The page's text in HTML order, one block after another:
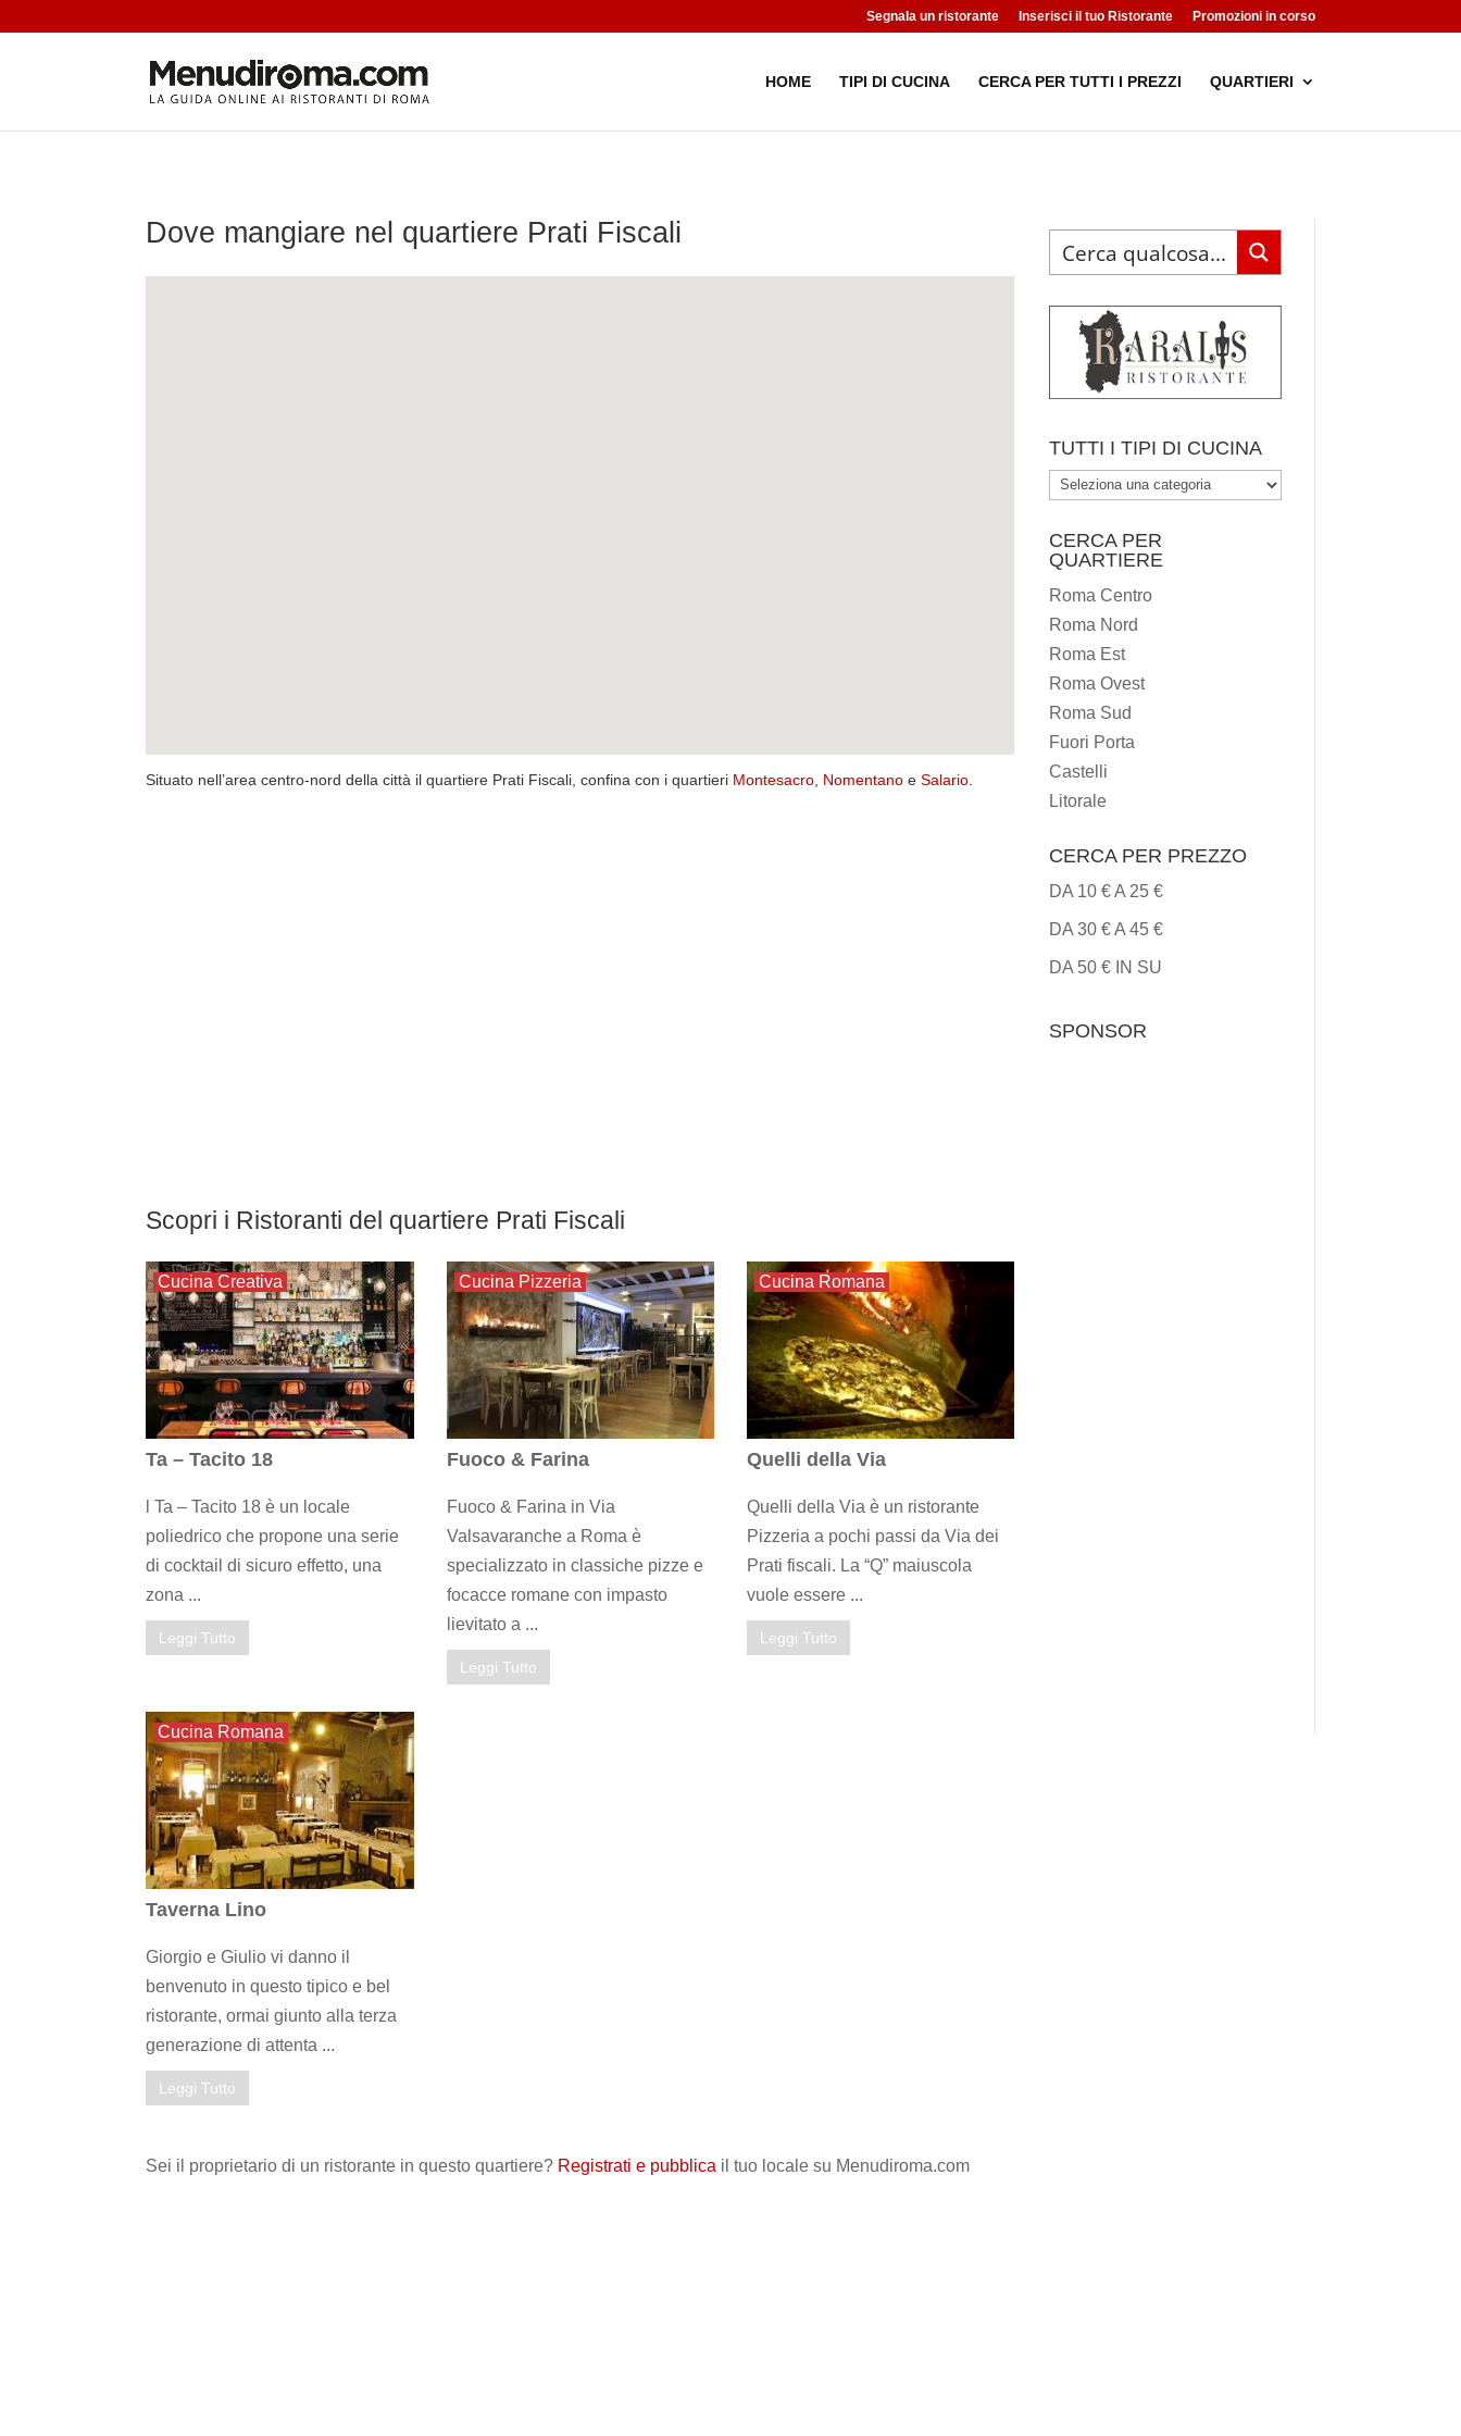
Segnala un ristorante Inserisci il tuo Ristorante Promozioni in corso
HOME TIPI DI CUCINA CERCA PER TUTTI I PREZZI QUARTIERI
Dove mangiare nel quartiere Prati Fiscali
Situato nell’area centro-nord della città il quartiere Prati Fiscali, confina con i quartieri Montesacro Nomentano eSalario
Scopri i Ristoranti del quartiere Prati Fiscali
Cucina Creativa
Ta – Tacito 18
l Ta – Tacito 18 è un locale
poliedrico che propone una serie
di cocktail di sicuro effetto, una
zona ...
Leggi Tutto
Cucina Pizzeria
Fuoco & Farina
Fuoco & Farina in Via
Valsavaranche a Roma è
specializzato in classiche pizze e
focacce romane con impasto
lievitato a ...
Leggi Tutto
Cucina Romana
Quelli della Via
Quelli della Via è un ristorante
Pizzeria a pochi passi da Via dei
Prati fiscali. La “Q” maiuscola
vuole essere ...
Leggi Tutto
Cucina Romana
Taverna Lino
Giorgio e Giulio vi danno il
benvenuto in questo tipico e bel
ristorante, ormai giunto alla terza
generazione di attenta ...
Leggi Tutto
Sei il proprietario di un ristorante in questo quartiere? Registrati e pubblica il tuo locale su Menudiroma.com
TUTTI I TIPI DI CUCINA
TUTTI
TIPI
DI
CUCINA
CERCA PER
QUARTIERE
Roma Centro
Roma Nord
Roma Est
Roma Ovest
Roma Sud
Fuori Porta
Castelli
Litorale
CERCA PER PREZZO
DA 10 € A 25 €
DA 30 € A 45 €
DA 50 € IN SU
SPONSOR